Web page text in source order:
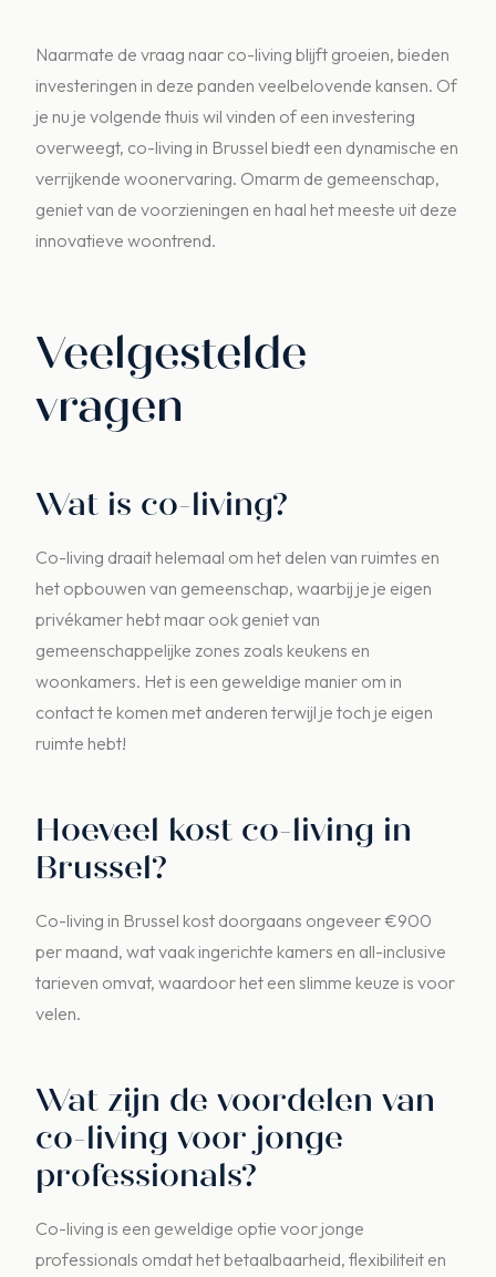
Naarmate de vraag naar co-living blijft groeien, bieden
investeringen in deze panden veelbelovende kansen. Of
je nu je volgende thuis wil vinden of een investering
overweegt, co-living in Brussel biedt een dynamische en
verrijkende woonervaring. Omarm de gemeenschap,
geniet van de voorzieningen en haal het meeste uit deze
innovatieve woontrend.
Veelgestelde
vragen
Wat is co-living?
Co-living draait helemaal om het delen van ruimtes en
het opbouwen van gemeenschap, waarbij je je eigen
privékamer hebt maar ook geniet van
gemeenschappelijke zones zoals keukens en
woonkamers. Het is een geweldige manier om in
contact te komen met anderen terwijl je toch je eigen
ruimte hebt!
Hoeveel kost co-living in
Brussel?
Co-living in Brussel kost doorgaans ongeveer €900
per maand, wat vaak ingerichte kamers en all-inclusive
tarieven omvat, waardoor het een slimme keuze is voor
velen.
Wat zijn de voordelen van
co-living voor jonge
professionals?
Co-living is een geweldige optie voor jonge
professionals omdat het betaalbaarheid, flexibiliteit en